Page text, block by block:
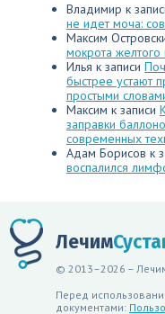
Владимир к
не идет моча:
Максим
мокрота
Илья к записи
быстрее устают
простыми
Максим к записи
заправки
современных
Адам Борисов к
воспалился
Лечим
© 2013–2026 –
Перед
документами: